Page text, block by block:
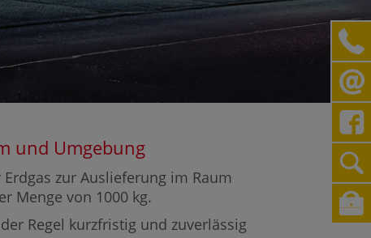
und Umgebung
zur Auslieferung im Raum
Menge von 1000 kg.
Regel kurzfristig und zuverlässig